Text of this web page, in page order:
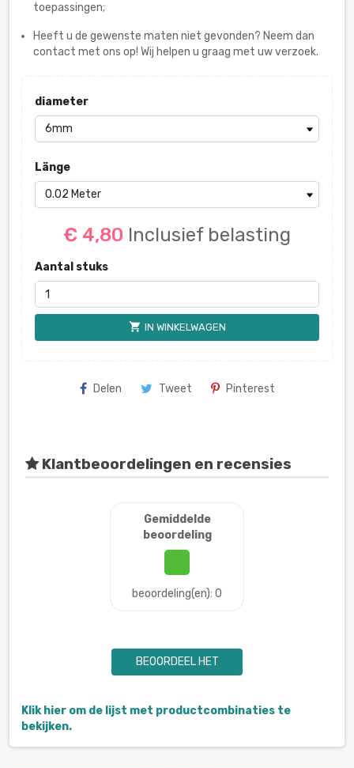
toepassingen;
Heeft u de gewenste maten niet gevonden? Neem dan
contact met ons op! Wij helpen u graag met uw verzoek.
diameter
Länge
€ 4,80 Inclusief belasting
Aantal stuks
shopping_cart IN WINKELWAGEN
Delen Tweet Pinterest
Klantbeoordelingen en recensies
Gemiddelde
beoordeling
beoordeling(en): 0
BEOORDEEL HET
Klik hier om de lijst met productcombinaties te
bekijken.